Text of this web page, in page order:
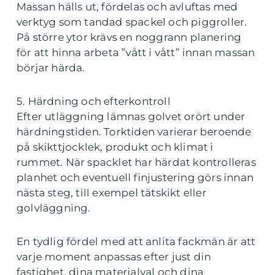
Massan hälls ut, fördelas och avluftas med
verktyg som tandad spackel och piggroller.
På större ytor krävs en noggrann planering
för att hinna arbeta ”vått i vått” innan massan
börjar härda.
5. Härdning och efterkontroll
Efter utläggning lämnas golvet orört under
härdningstiden. Torktiden varierar beroende
på skikttjocklek, produkt och klimat i
rummet. När spacklet har härdat kontrolleras
planhet och eventuell finjustering görs innan
nästa steg, till exempel tätskikt eller
golvläggning.
En tydlig fördel med att anlita fackmän är att
varje moment anpassas efter just din
fastighet, dina materialval och dina